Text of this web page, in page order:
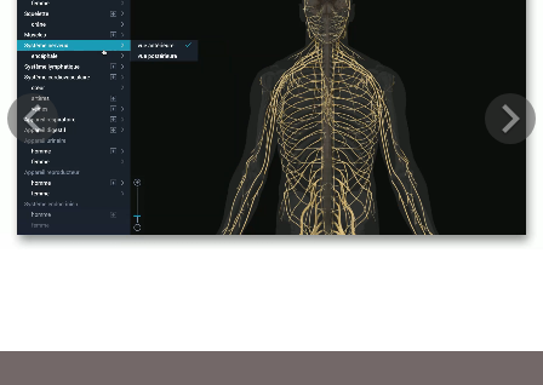
Next